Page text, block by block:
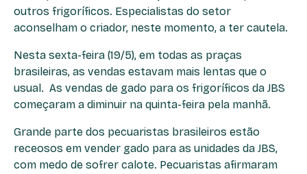
outros frigoríficos. Especialistas do setor
aconselham o criador, neste momento, a ter cautela.
Nesta sexta-feira (19/5), em todas as praças
brasileiras, as vendas estavam mais lentas que o
usual. As vendas de gado para os frigoríficos da JBS
começaram a diminuir na quinta-feira pela manhã.
Grande parte dos pecuaristas brasileiros estão
receosos em vender gado para as unidades da JBS,
com medo de sofrer calote. Pecuaristas afirmaram